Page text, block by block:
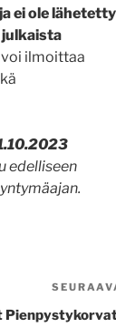
ei ole lähetetty
julkaista
ilmoittaa
edelliseen